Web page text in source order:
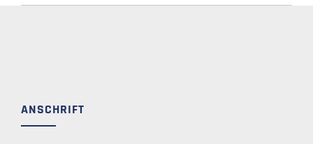
ANSCHRIFT